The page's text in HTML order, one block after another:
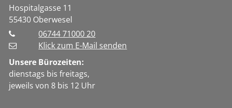
Hospitalgasse 11
55430 Oberwesel
06744 71000 20
Klick zum E-Mail senden
Unsere Bürozeiten:
dienstags bis freitags,
jeweils von 8 bis 12 Uhr